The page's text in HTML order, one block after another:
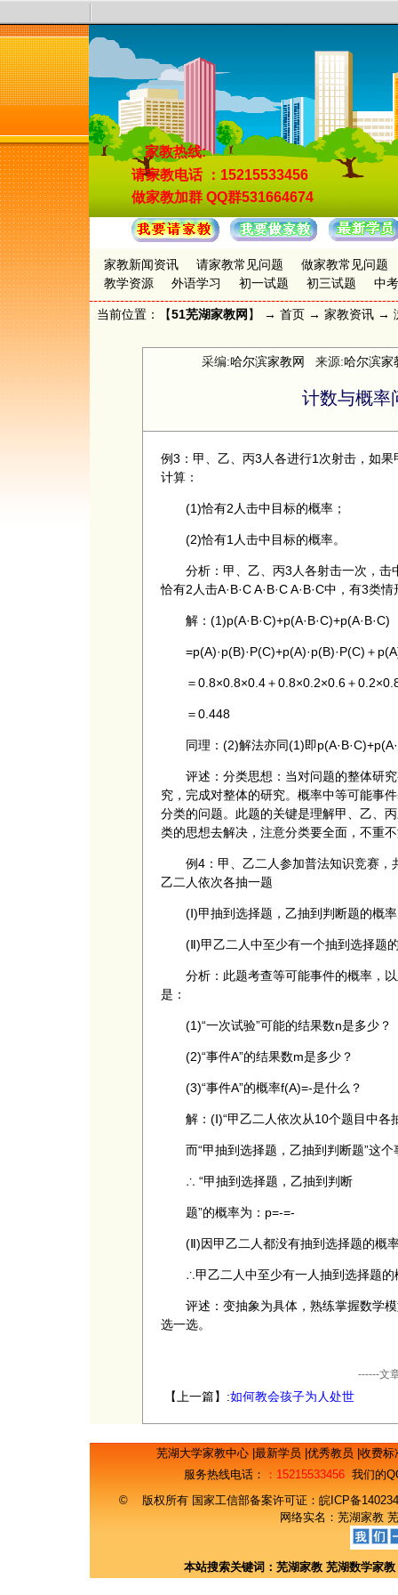
家教热线:
请家教电话 ：15215533456
做家教加群 QQ群531664674
家教新闻资讯 请家教常见问题
做家教常见问题
教学资源
外语学习 初一试题 初三试题 中
当前位置：【51芜湖家教网 】 → 首页 → 家教资讯 →
采编:哈尔滨家教网 来源:哈尔滨家
计数与概率
例3：甲、乙、丙3人各进行1次射击，如
计算：
(1)恰有2人击中目标的概率；
(2)恰有1人击中目标的概率。
分析：甲、乙、丙3人各射击一次，击
恰有2人击A·B·C A·B·C A·B·C中，有3
解：(1)p(A·B·C)+p(A·B·C)+p(A·B·C)
=p(A)·p(B)·P(C)+p(A)·p(B)·P(C)＋
＝0.8×0.8×0.4＋0.8×0.2×0.6＋
＝0.448
同理：(2)解法亦同(1)即
评述：分类思想：当对问题的整体研究
究，完成对整体的研究。概率中等可能事
分类的问题。此题的关键是理解甲、乙、
类的思想去解决，注意分类要全面，不重
例4：甲、乙二人参加普法知识竞赛，
乙二人依次各抽一题
(Ⅰ)甲抽到选择题，乙抽到判断题的概
(Ⅱ)甲乙二人中至少有一个抽到选择题
分析：此题考查等可能事件的概率，以
是：
(1)“一次试验”可能的结果数n是多少？
(2)“事件A”的结果数m是多少？
(3)“事件A”的概率f(A)=-是什么？
解：(Ⅰ)“甲乙二人依次从10个题目中各
而“甲抽到选择题，乙抽到判断题”这个
∴ “甲抽到选择题，乙抽到判断
题”的概率为：p=-=-
(Ⅱ)因甲乙二人都没有抽到选择题的概
∴甲乙二人中至少有一人抽到选择题的
评述：变抽象为具体，熟练掌握数学模
选一选。
------文
【上一篇】:如何教会孩子为人处世
芜湖大学家教中心 最新学员 优秀教员 收费
服务热线电话：
：15215533456 我们的
© 版权所有 国家工信部备案许可证： 皖ICP备
网络实名： 芜湖家教
本站搜索关键词： 芜湖家教 芜湖数学家教